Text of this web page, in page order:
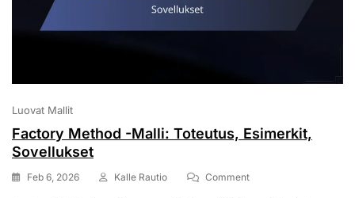
Luovat Mallit
Factory Method -Malli: Toteutus, Esimerkit,
Sovellukset
Feb 6, 2026 Kalle Rautio CommentOn